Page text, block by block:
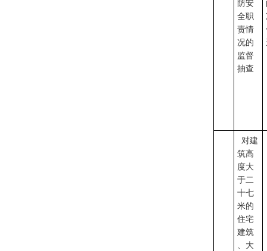
防安
全职
责情
况的
监督
抽查
对建
筑高
度大
于二
十七
米的
住宅
建筑
、大